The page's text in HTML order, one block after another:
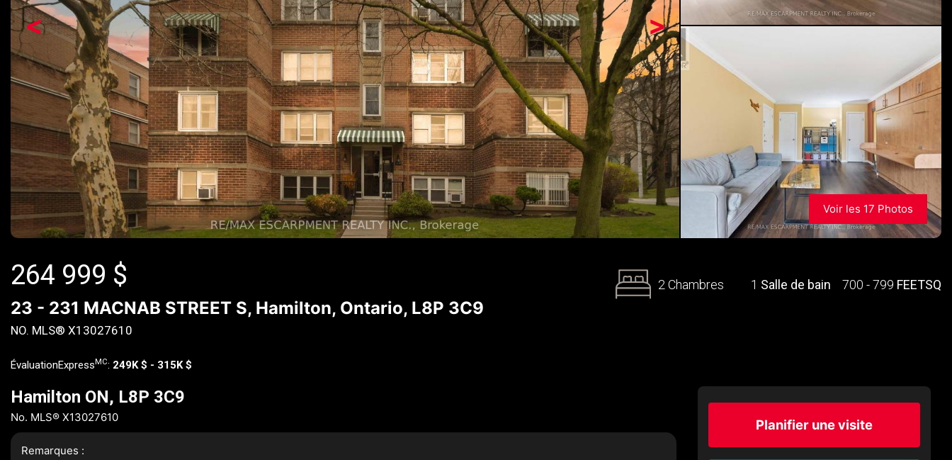
>
<
Voir les 17 Photos
264 999 $
23 - 231 MACNAB STREET S, Hamilton, Ontario, L8P 3C9
NO. MLS® X13027610
2 Chambres 1 Salle de bain 700 - 799 FEETSQ
ÉvaluationExpress MC: 249K $ - 315K $
Hamilton ON, L8P 3C9
No. MLS® X13027610
Remarques :
Planifier une visite